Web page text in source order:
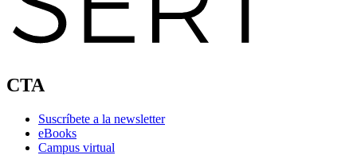
CTA
Suscríbete a la newsletter
eBooks
Campus virtual